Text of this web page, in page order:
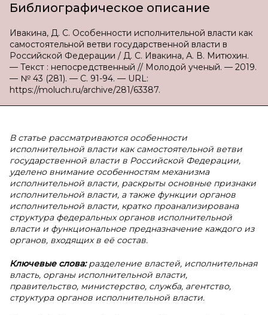
Библиографическое описание
Ивакина, Д. С. Особенности исполнительной власти как
самостоятельной ветви государственной власти в
Российской Федерации / Д. С. Ивакина, А. В. Митюхин.
— Текст : непосредственный // Молодой ученый. — 2019.
— № 43 (281). — С. 91-94. — URL:
https://moluch.ru/archive/281/63387.
В статье рассматриваются особенности
исполнительной власти как самостоятельной ветви
государственной власти в Российской Федерации,
уделено внимание особенностям механизма
исполнительной власти, раскрыты основные признаки
исполнительной власти, а также функции органов
исполнительной власти, кратко проанализирована
структура федеральных органов исполнительной
власти и функциональное предназначение каждого из
органов, входящих в её состав.
Ключевые слова:разделение властей, исполнительная
власть, органы исполнительной власти,
правительство, министерство, служба, агентство,
структура органов исполнительной власти.